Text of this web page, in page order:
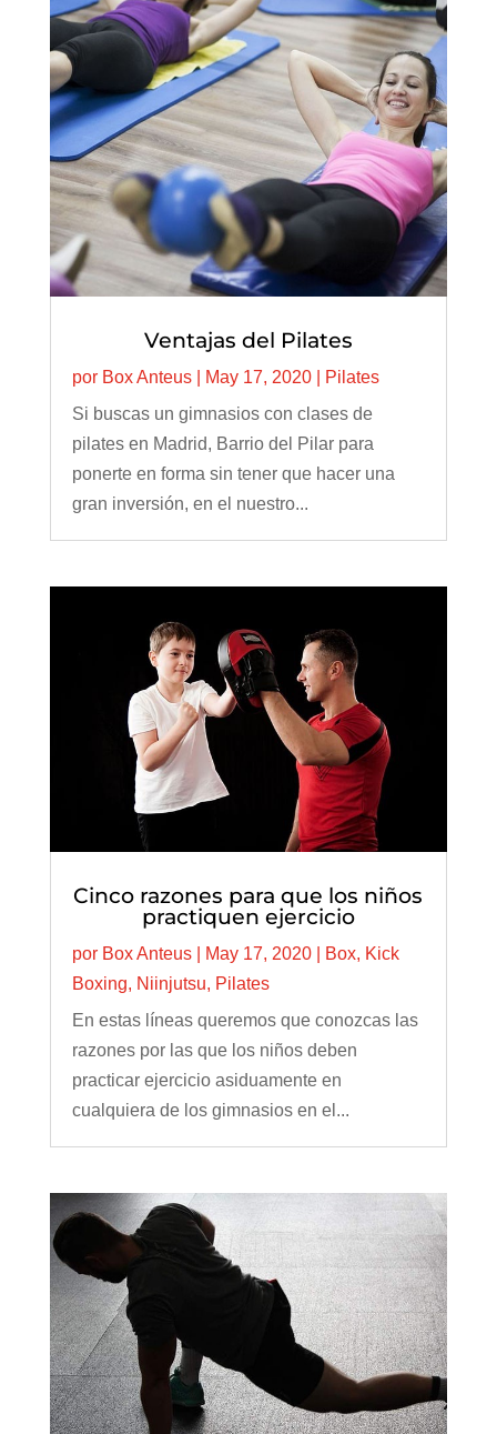
Ventajas del Pilates
por Box Anteus| May 17, 2020|
Pilates
Si buscas un gimnasios con clases de
pilates en Madrid, Barrio del Pilar para
ponerte en forma sin tener que hacer una
gran inversión, en el nuestro...
Cinco razones para que los niños
practiquen ejercicio
por Box Anteus| May 17, 2020| Box, Kick
Boxing, Niinjutsu, Pilates
En estas líneas queremos que conozcas las
razones por las que los niños deben
practicar ejercicio asiduamente en
cualquiera de los gimnasios en el...